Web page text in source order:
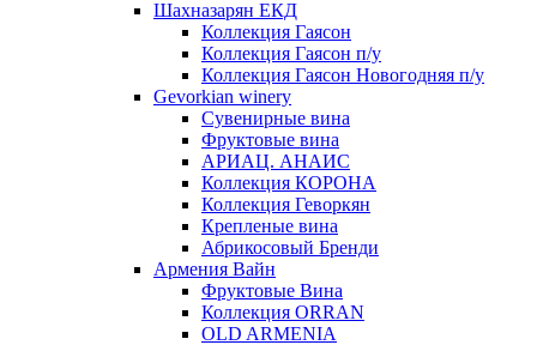
Шахназарян ЕКД
Коллекция Гаясон
Коллекция Гаясон п/у
Коллекция Гаясон Новогодняя п/у
Gevorkian winery
Сувенирные вина
Фруктовые вина
АРИАЦ. АНАИС
Коллекция КОРОНА
Коллекция Геворкян
Крепленые вина
Абрикосовый Бренди
Армения Вайн
Фруктовые Вина
Коллекция ORRAN
OLD ARMENIA